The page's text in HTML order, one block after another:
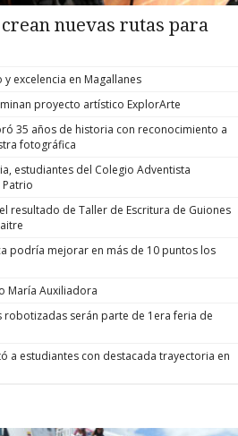
nuevas rutas para
excelencia en Magallanes
proyecto artístico ExplorArte
35 años de historia con reconocimiento a
fotográfica
estudiantes del Colegio Adventista
resultado de Taller de Escritura de Guiones
podría mejorar en más de 10 puntos los
María Auxiliadora
robotizadas serán parte de 1era feria de
a estudiantes con destacada trayectoria en